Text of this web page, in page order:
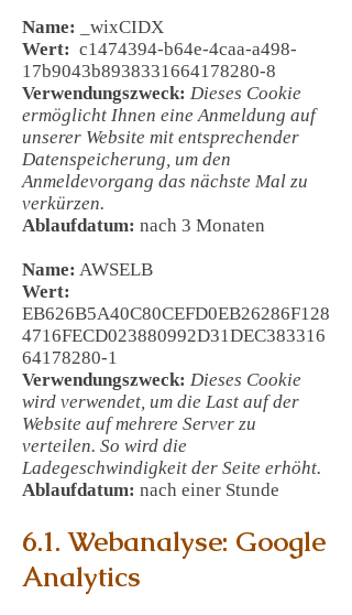
Name:
_wixCIDX
Wert: c1474394-b64e-4caa-a498-
17b9043b8938331664178280-8
Verwendungszweck: Dieses Cookie
ermöglicht Ihnen eine Anmeldung auf
unserer Website mit entsprechender
Datenspeicherung, um den
Anmeldevorgang das nächste Mal zu
verkürzen.
Ablaufdatum: nach 3 Monaten
Name: AWSELB
Wert:
EB626B5A40C80CEFD0EB26286F128
4716FECD023880992D31DEC383316
64178280-1
Verwendungszweck: Dieses Cookie
wird verwendet, um die Last auf der
Website auf mehrere Server zu
verteilen. So wird die
Ladegeschwindigkeit der Seite erhöht.
Ablaufdatum: nach einer Stunde
6.1. Webanalyse: Google
Analytics